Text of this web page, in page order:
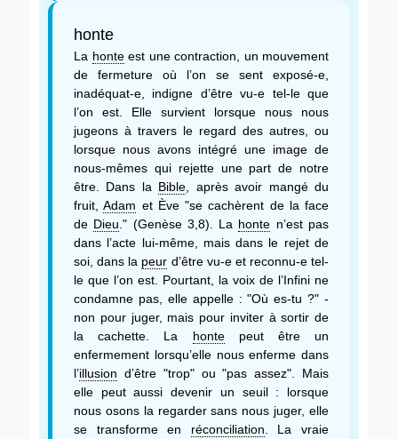
honte
La honteest une contraction, un mouvement
de fermeture où l’on se sent exposé-e,
inadéquat-e, indigne d’être vu-e tel-le que
l’on est. Elle survient lorsque nous nous
jugeons à travers le regard des autres, ou
lorsque nous avons intégré une image de
nous-mêmes qui rejette une part de notre
être. Dans la Bible , après avoir mangé du
fruit,Adam et Ève "se cachèrent de la face
de Dieu ." (Genèse 3,8). La honte n’est pas
dans l’acte lui-même, mais dans le rejet de
soi, dans la peur d’être vu-e et reconnu-e tel-
le que l’on est. Pourtant, la voix de l’Infini ne
condamne pas, elle appelle : "Où es-tu ?" -
non pour juger, mais pour inviter à sortir de
la cachette. La hontepeut être un
enfermement lorsqu’elle nous enferme dans
l’illusion d’être "trop" ou "pas assez". Mais
elle peut aussi devenir un seuil : lorsque
nous osons la regarder sans nous juger, elle
se transforme en réconciliation . La vraie